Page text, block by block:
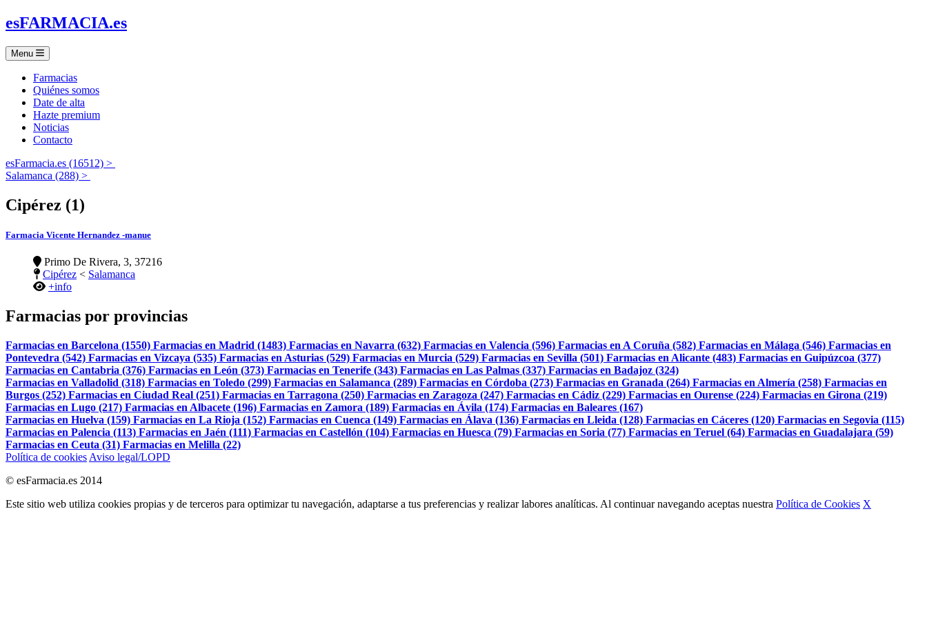
esFARMACIA.es
Menu
Farmacias
Quiénes somos
Date de alta
Hazte premium
Noticias
Contacto
esFarmacia.es (16512) >
Salamanca (288) >
Cipérez (1)
Farmacia Vicente Hernandez -manue
Primo De Rivera, 3, 37216
Cipérez < Salamanca
+info
Farmacias por provincias
Farmacias en Barcelona (1550) Farmacias en Madrid (1483) Farmacias en Navarra (632) Farmacias en Valencia (596) Farmacias en A Coruña (582) Farmacias en Málaga (546) Farmacias en
Pontevedra (542) Farmacias en Vizcaya (535) Farmacias en Asturias (529) Farmacias en Murcia (529) Farmacias en Sevilla (501) Farmacias en Alicante (483) Farmacias en Guipúzcoa (377)
Farmacias en Cantabria (376) Farmacias en León (373) Farmacias en Tenerife (343) Farmacias en Las Palmas (337) Farmacias en Badajoz (324)
Farmacias en Valladolid (318) Farmacias en Toledo (299) Farmacias en Salamanca (289) Farmacias en Córdoba (273) Farmacias en Granada (264) Farmacias en Almería (258) Farmacias en
Burgos (252) Farmacias en Ciudad Real (251) Farmacias en Tarragona (250) Farmacias en Zaragoza (247) Farmacias en Cádiz (229) Farmacias en Ourense (224) Farmacias en Girona (219)
Farmacias en Lugo (217) Farmacias en Albacete (196) Farmacias en Zamora (189) Farmacias en Ávila (174) Farmacias en Baleares (167)
Farmacias en Huelva (159) Farmacias en La Rioja (152) Farmacias en Cuenca (149) Farmacias en Álava (136) Farmacias en Lleida (128) Farmacias en Cáceres (120) Farmacias en Segovia (115)
Farmacias en Palencia (113) Farmacias en Jaén (111) Farmacias en Castellón (104) Farmacias en Huesca (79) Farmacias en Soria (77) Farmacias en Teruel (64) Farmacias en Guadalajara (59)
Farmacias en Ceuta (31) Farmacias en Melilla (22)
Política de cookies Aviso legal/LOPD
© esFarmacia.es 2014
Este sitio web utiliza cookies propias y de terceros para optimizar tu navegación, adaptarse a tus preferencias y realizar labores analíticas. Al continuar navegando aceptas nuestra Política de Cookies X